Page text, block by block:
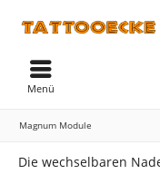
Menü
Magnum Module
Die wechselbaren